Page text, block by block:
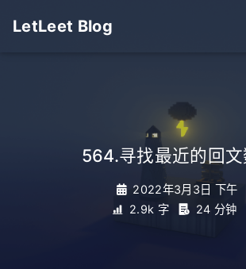
LetLeet Blog
564.寻找最近的回文
2022年3月3日 下午
2.9k 字
24 分钟